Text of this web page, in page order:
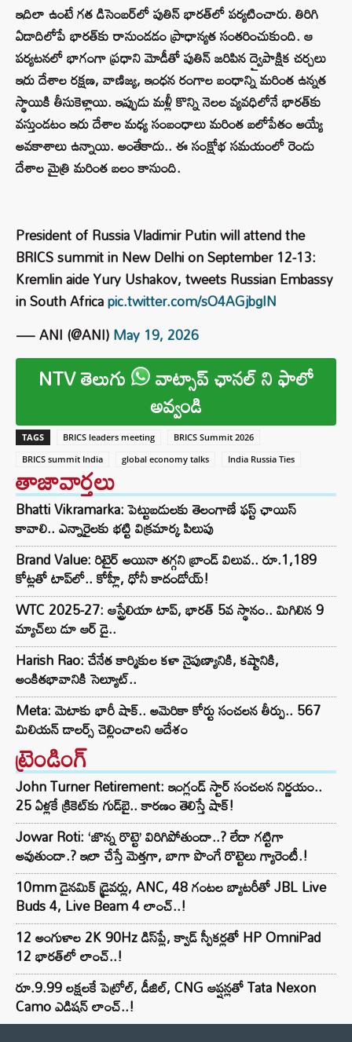
ఇదిలా ఉంటే గత డిసెంబర్‌లో పుతిన్ భారత్‌లో పర్యటించారు. తిరిగి
ఏడాదిలోపే భారత్‌కు రానుండడం ప్రాధాన్యత సంతరించుకుంది. ఆ
పర్యటనలో భాగంగా ప్రధాని మోడీతో పుతిన్ జరిపిన ద్వైపాక్షిక చర్చలు
ఇరు దేశాల రక్షణ, వాణిజ్య, ఇంధన రంగాల బంధాన్ని మరింత ఉన్నత
స్థాయికి తీసుకెళ్లాయి. ఇప్పుడు మళ్లీ కొన్ని నెలల వ్యవధిలోనే భారత్‌కు
వస్తుండటం ఇరు దేశాల మధ్య సంబంధాలు మరింత బలోపేతం అయ్యే
అవకాశాలు ఉన్నాయి. అంతేకాదు.. ఈ సంక్షోభ సమయంలో రెండు
దేశాల మైత్రి మరింత బలం కానుంది.
President of Russia Vladimir Putin will attend the
BRICS summit in New Delhi on September 12-13:
Kremlin aide Yury Ushakov, tweets Russian Embassy
in South Africapic.twitter.com/sO4AGjbgIN
— ANI (@ANI)May 19, 2026
NTV తెలుగు వాట్సాప్ ఛానల్ ని ఫాలో
అవ్వండి
TAGS BRICS leaders meeting
BRICS Summit 2026
BRICS summit India
global economy talks India Russia Ties
తాజావార్తలు
Bhatti Vikramarka: పెట్టుబడులకు తెలంగాణే ఫస్ట్ ఛాయిస్
కావాలి.. ఎన్నారైలకు భట్టి విక్రమార్క పిలుపు
Brand Value: రిటైర్ అయినా తగ్గని బ్రాండ్ విలువ.. రూ.1,189
కోట్లతో టాప్‌లో.. కోహ్లీ, ధోనీ కాదండోయ్!
WTC 2025-27: ఆస్ట్రేలియా టాప్, భారత్ 5వ స్థానం.. మిగిలిన 9
మ్యాచ్‌లు డూ ఆర్ డై..
Harish Rao: చేనేత కార్మికుల కళా నైపుణ్యానికి, కష్టానికి,
అంకితభావానికి సెల్యూట్..
Meta: మెటాకు భారీ షాక్.. అమెరికా కోర్టు సంచలన తీర్పు.. 567
మిలియన్ డాలర్స్ చెల్లించాలని ఆదేశం
ట్రెండింగ్‌
John Turner Retirement: ఇంగ్లండ్ స్టార్ సంచలన నిర్ణయం..
25 ఏళ్లకే క్రికెట్‌కు గుడ్‌బై.. కారణం తెలిస్తే షాక్!
Jowar Roti: ‘జొన్న రొట్టె’ విరిగిపోతుందా..? లేదా గట్టిగా
అవుతుందా.? ఇలా చేస్తే మెత్తగా, బాగా పొంగే రొట్టెలు గ్యారెంటీ.!
10mm డైనమిక్ డ్రైవర్లు, ANC, 48 గంటల బ్యాటరీతో JBL Live
Buds 4, Live Beam 4 లాంచ్..!
12 అంగుళాల 2K 90Hz డిస్‌ప్లే, క్వాడ్ స్పీకర్లతో HP OmniPad
12 భారత్‌లో లాంచ్..!
రూ.9.99 లక్షలకే పెట్రోల్, డీజిల్, CNG ఆప్షన్లతో Tata Nexon
Camo ఎడిషన్ లాంచ్..!